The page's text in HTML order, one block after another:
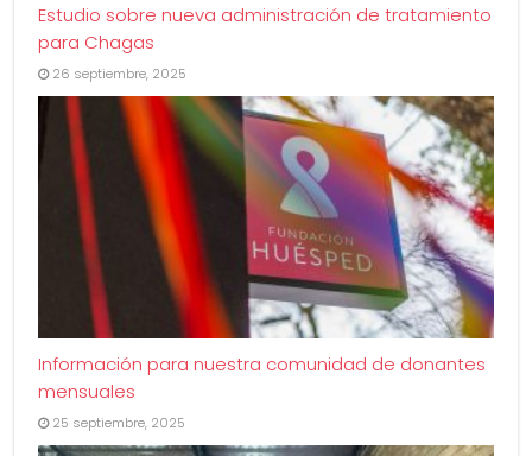
Estudio sobre nueva administración de tratamiento
para Chagas
26 septiembre, 2025
Información para nuestra comunidad de donantes
mensuales
25 septiembre, 2025